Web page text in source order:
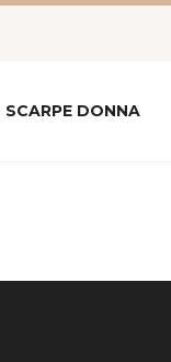
SCARPE DONNA